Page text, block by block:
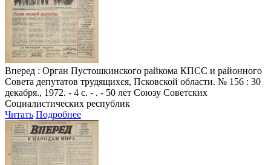
Вперед : Орган Пустошкинского райкома КПСС и районного
Совета депутатов трудящихся, Псковской области. № 156 : 30
декабря., 1972. - 4 с. - . - 50 лет Союзу Советских
Социалистических республик
Читать Подробнее